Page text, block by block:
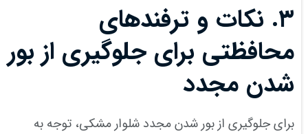
۳. نکات و ترفندهای
محافظتی برای جلوگیری از بور
شدن مجدد
برای جلوگیری از بور شدن مجدد شلوار مشکی، توجه به